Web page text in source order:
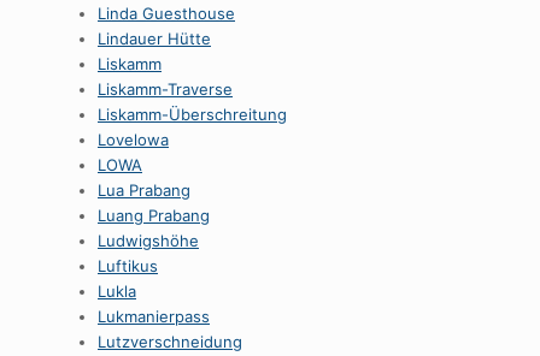
Linda Guesthouse
Lindauer Hütte
Liskamm
Liskamm-Traverse
Liskamm-Überschreitung
Lovelowa
LOWA
Lua Prabang
Luang Prabang
Ludwigshöhe
Luftikus
Lukla
Lukmanierpass
Lutzverschneidung